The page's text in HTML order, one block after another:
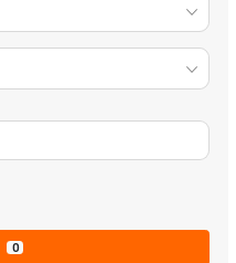
Opel
SsangYong
0